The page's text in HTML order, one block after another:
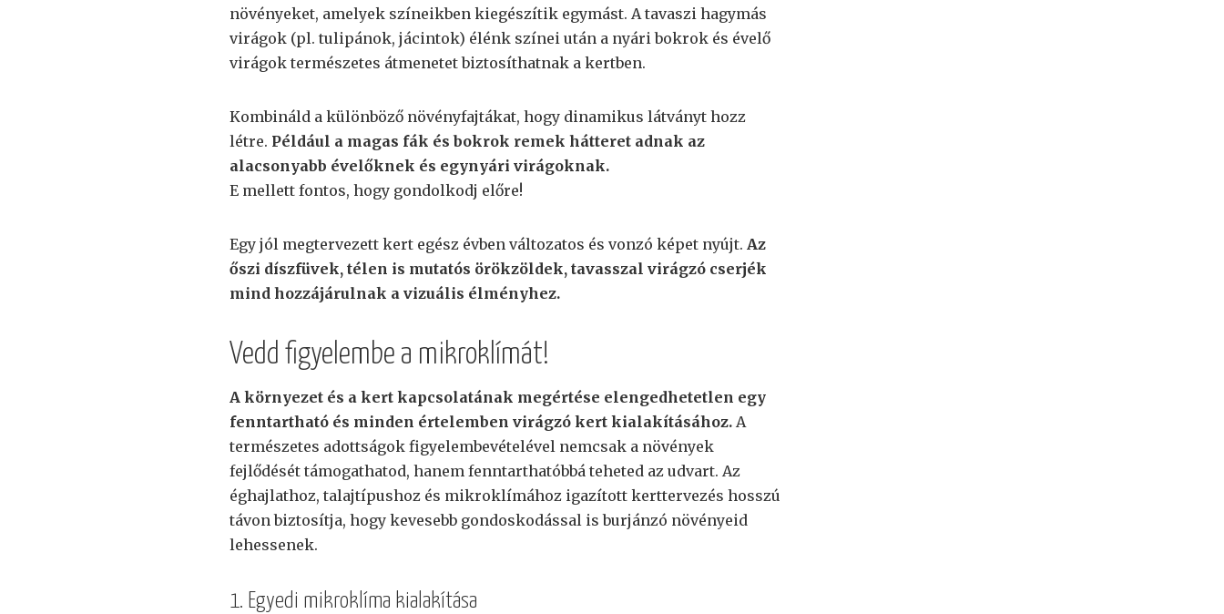
növényeket, amelyek színeikben kiegészítik egymást. A tavaszi hagymás
virágok (pl. tulipánok, jácintok) élénk színei után a nyári bokrok és évelő
virágok természetes átmenetet biztosíthatnak a kertben.
Kombináld a különböző növényfajtákat, hogy dinamikus látványt hozz
létre. Például a magas fák és bokrok remek hátteret adnak az
alacsonyabb évelőknek és egynyári virágoknak.
E mellett fontos, hogy gondolkodj előre!
Egy jól megtervezett kert egész évben változatos és vonzó képet nyújt. Az
őszi díszfüvek, télen is mutatós örökzöldek, tavasszal virágzó cserjék
mind hozzájárulnak a vizuális élményhez.
Vedd figyelembe a mikroklímát!
A környezet és a kert kapcsolatának megértése elengedhetetlen egy
fenntartható és minden értelemben virágzó kert kialakításához. A
természetes adottságok figyelembevételével nemcsak a növények
fejlődését támogathatod, hanem fenntarthatóbbá teheted az udvart. Az
éghajlathoz, talajtípushoz és mikroklímához igazított kerttervezés hosszú
távon biztosítja, hogy kevesebb gondoskodással is burjánzó növényeid
lehessenek.
1. Egyedi mikroklíma kialakítása